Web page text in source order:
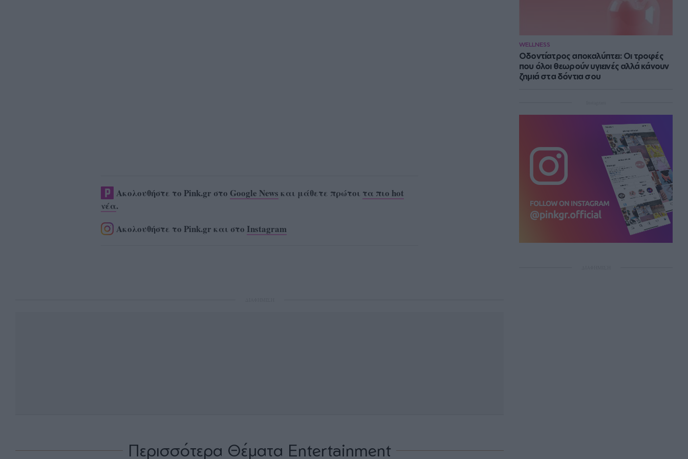
WELLNESS
Οδοντίατρος αποκαλύπτει: Οι τροφές
που όλοι θεωρούν υγιεινές αλλά κάνουν
ζημιά στα δόντια σου
Ακολουθήστε το Pink.gr στο Google News και μάθετε πρώτοι τα πιο hot
νέα.
Ακολουθήστε το Pink.gr και στο Instagram
Περισσότερα Θέματα Entertainment